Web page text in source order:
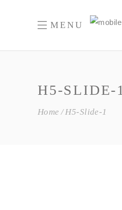
MENU
H5-SLIDE-1
Home H5-Slide-1